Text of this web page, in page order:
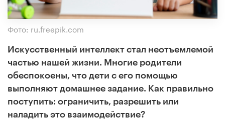
Фото: ru.freepik.com
Искусственный интеллект стал неотъемлемой
частью нашей жизни. Многие родители
обеспокоены, что дети с его помощью
выполняют домашнее задание. Как правильно
поступить: ограничить, разрешить или
наладить это взаимодействие?